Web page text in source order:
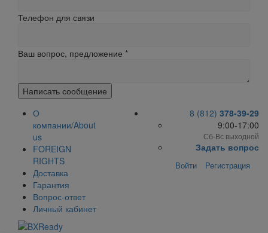
Телефон для связи
Ваш вопрос, предложение *
Написать сообщение
О
компании/About
us
FOREIGN
RIGHTS
Доставка
Гарантия
Вопрос-ответ
Личный кабинет
8 (812) 378-39-29
9:00-17:00
Сб-Вс выходной
Задать вопрос
Войти Регистрация